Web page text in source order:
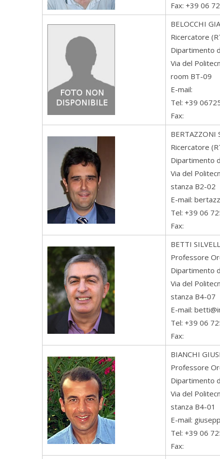
Fax: +39 06
BELOCCHI
Ricercatore
Dipartimento
Via del
room BT-09
E-mail:
Tel: +39
Fax:
BERTAZZONI
Ricercatore
Dipartimento
Via del
stanza B2-02
E-mail:
Tel: +39 06
Fax:
BETTI
Professore
Dipartimento
Via del
stanza B4-07
E-mail:
Tel: +39 06
Fax:
BIANCHI
Professore
Dipartimento
Via del
stanza B4-01
E-mail:
Tel: +39 06
Fax: